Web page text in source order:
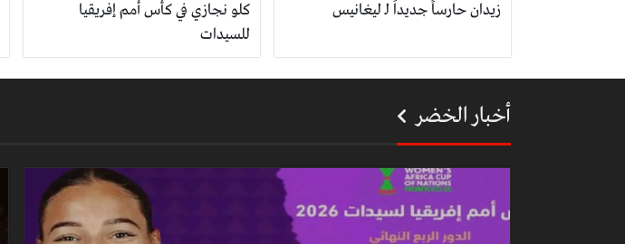
زيدان حارساً جديداً لـ ليغانيس
كلو نجازي في كأس أمم إفريقيا
للسيدات
أخبار الخضر